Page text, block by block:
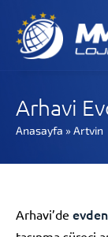
Arhavi
Anasayfa » Artvin
Arhavi’de